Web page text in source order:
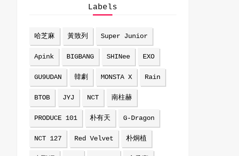
Labels
哈芝麻 黃致列 Super Junior
Apink BIGBANG SHINee EXO
GU9UDAN 韓劇 MONSTA X Rain
BTOB JYJ NCT 南柱赫
PRODUCE 101 朴有天 G-Dragon
NCT 127 Red Velvet 朴炯植